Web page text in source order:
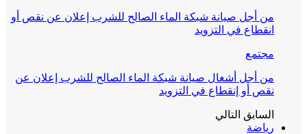
من أجل صيانة شبكة الماء الصالح للشرب إعلان عن نقص أو
انقطاع في التزويد
مجتمع
من أجل أشغال صيانة شبكة الماء الصالح للشرب إعلان عن
نقص أو إنقطاع في التزويد
السابق التالي
رياضة